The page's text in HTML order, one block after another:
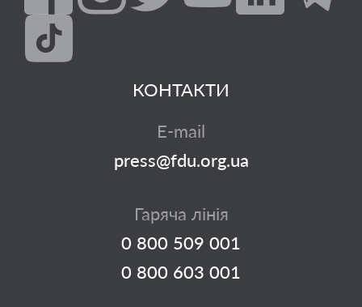
КОНТАКТИ
E-mail
press@fdu.org.ua
Гаряча лінія
0 800 509 001
0 800 603 001